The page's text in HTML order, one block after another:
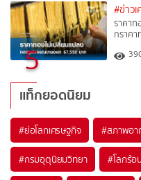
5
#ข่าว
ราคา
กราคา
แท็กยอดนิยม
#ย่อโลกเศรษฐกิจ #สภาพอา
#กรมอุตุนิยมวิทยา #โลกร้อ